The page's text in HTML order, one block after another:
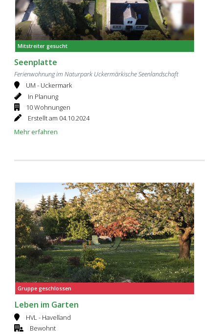
Mitstreiter gesucht
Seenplatte
Ferienwohnung im Naturpark Uckermärkische Seenlandschaft
UM - Uckermark
In Planung
10 Wohnungen
Erstellt am 04.10.2024
Mehr erfahren
Gruppe geschlossen
Leben im Garten
HVL - Havelland
Bewohnt